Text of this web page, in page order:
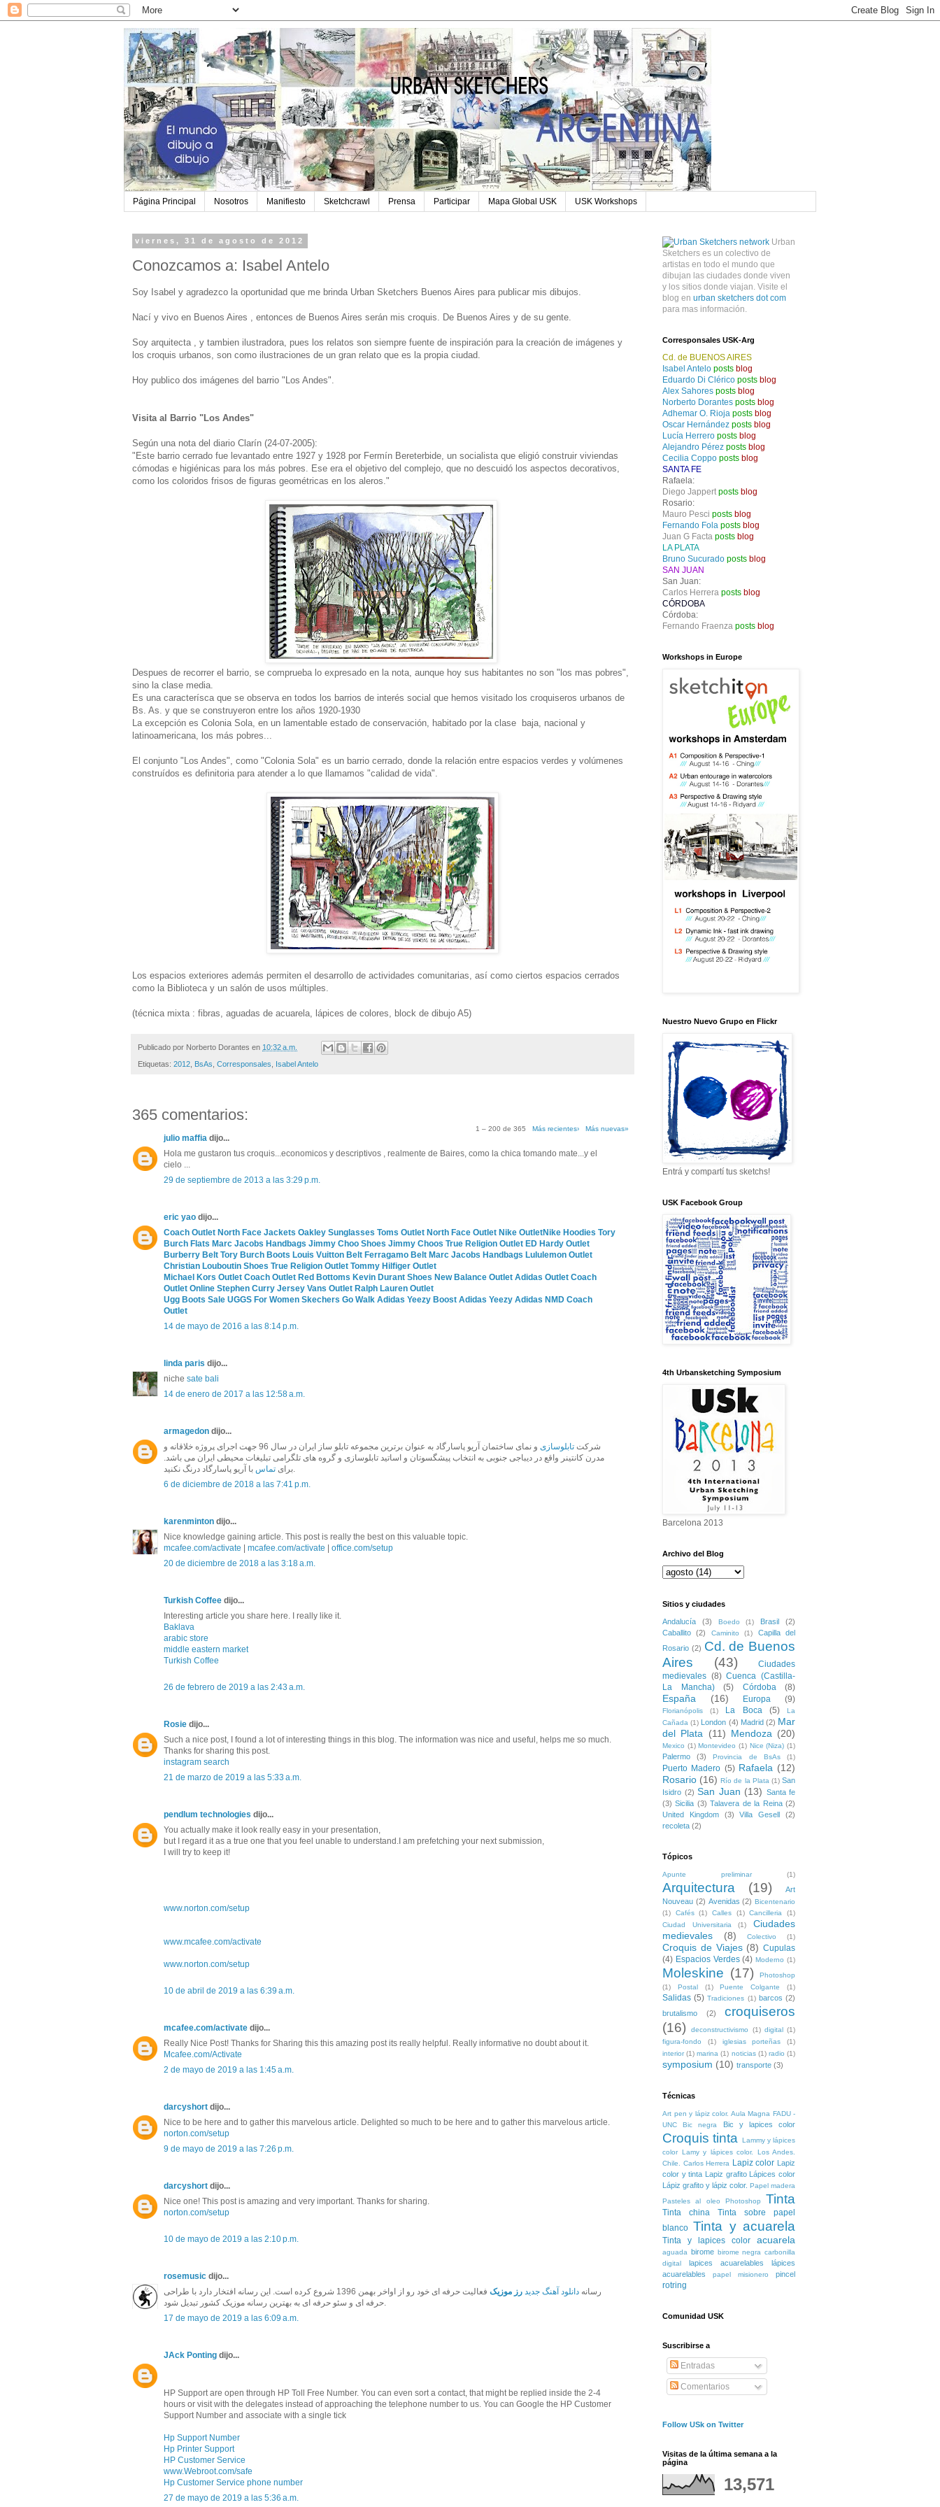
Página Principal Nosotros Manifiesto Sketchcrawl Prensa Participar Mapa Global USK USK Workshops
viernes, 31 de agosto de 2012
Conozcamos a: Isabel Antelo
Soy Isabel y agradezco la oportunidad que me brinda Urban Sketchers Buenos Aires para publicar mis dibujos.
Nací y vivo en Buenos Aires , entonces de Buenos Aires serán mis croquis. De Buenos Aires y de su gente.
Soy arquitecta , y tambien ilustradora, pues los relatos son siempre fuente de inspiración para la creación de imágenes y
los croquis urbanos, son como ilustraciones de un gran relato que es la propia ciudad.
Hoy publico dos imágenes del barrio "Los Andes".
Visita al Barrio "Los Andes"
Según una nota del diario Clarín (24-07-2005):
"Este barrio cerrado fue levantado entre 1927 y 1928 por Fermín Bereterbide, un socialista que eligió construir viviendas
cómodas e higiénicas para los más pobres. Ese era el objetivo del complejo, que no descuidó los aspectos decorativos,
como los coloridos frisos de figuras geométricas en los aleros."
Despues de recorrer el barrio, se comprueba lo expresado en la nota, aunque hoy sus habitantes no son "los mas pobres",
sino la clase media.
Es una caracterísca que se observa en todos los barrios de interés social que hemos visitado los croquiseros urbanos de
Bs. As. y que se construyeron entre los años 1920-1930
La excepción es Colonia Sola, en un lamentable estado de conservación, habitado por la clase baja, nacional y
latinoamericana, los más pobres...
El conjunto "Los Andes", como "Colonia Sola" es un barrio cerrado, donde la relación entre espacios verdes y volúmenes
construídos es definitoria para atender a lo que llamamos "calidad de vida".
Los espacios exteriores además permiten el desarrollo de actividades comunitarias, así como ciertos espacios cerrados
como la Biblioteca y un salón de usos múltiples.
(técnica mixta : fibras, aguadas de acuarela, lápices de colores, block de dibujo A5)
Publicado por Norberto Dorantes en 10:32 a.m.
Etiquetas: 2012, BsAs, Corresponsales, Isabel Antelo
365 comentarios:
1 – 200 de 365 Más recientes› Más nuevas»
julio maffia dijo...
Hola me gustaron tus croquis...economicos y descriptivos , realmente de Baires, como la chica tomando mate...y el
cielo ...
29 de septiembre de 2013 a las 3:29 p.m.
eric yao dijo...
Coach Outlet North Face Jackets Oakley Sunglasses Toms Outlet North Face Outlet Nike OutletNike Hoodies Tory
Burch Flats Marc Jacobs Handbags Jimmy Choo Shoes Jimmy Choos True Religion Outlet ED Hardy Outlet
Burberry Belt Tory Burch Boots Louis Vuitton Belt Ferragamo Belt Marc Jacobs Handbags Lululemon Outlet
Christian Louboutin Shoes True Religion Outlet Tommy Hilfiger Outlet
Michael Kors Outlet Coach Outlet Red Bottoms Kevin Durant Shoes New Balance Outlet Adidas Outlet Coach
Outlet Online Stephen Curry Jersey Vans Outlet Ralph Lauren Outlet
Ugg Boots Sale UGGS For Women Skechers Go Walk Adidas Yeezy Boost Adidas Yeezy Adidas NMD Coach
Outlet
14 de mayo de 2016 a las 8:14 p.m.
linda paris dijo...
niche sate bali
14 de enero de 2017 a las 12:58 a.m.
armagedon dijo...
شرکت تابلوسازی
و نمای ساختمان آریو پاسارگاد به عنوان برترین مجموعه تابلو ساز ایران در سال 96 جهت اجرای پروژه خلاقانه و
مدرن کانتینر واقع در دیباجی جنوبی به انتخاب پیشگسوتان و اساتید تابلوسازی و گروه های تلگرامی تبلیغات محیطی ایران می باشد.
برای تماس
با آریو پاسارگاد درنگ نکنید.
6 de diciembre de 2018 a las 7:41 p.m.
karenminton dijo...
Nice knowledge gaining article. This post is really the best on this valuable topic.
mcafee.com/activate
mcafee.com/activate
office.com/setup
20 de diciembre de 2018 a las 3:18 a.m.
Turkish Coffee dijo...
Interesting article you share here. I really like it.
Baklava
arabic store
middle eastern market
Turkish Coffee
26 de febrero de 2019 a las 2:43 a.m.
Rosie dijo...
Such a nice post, I found a lot of interesting things in this blog. The information was nice and useful, helps me so much.
Thanks for sharing this post.
instagram search
21 de marzo de 2019 a las 5:33 a.m.
pendlum technologies dijo...
You actually make it look really easy in your presentation,
but I regard it as a true one that you feel unable to understand.I am prefetching your next submission,
I will try to keep it!
www.norton.com/setup
www.mcafee.com/activate
www.norton.com/setup
10 de abril de 2019 a las 6:39 a.m.
mcafee.com/activate dijo...
Really Nice Post! Thanks for Sharing this this amazing post its really helpful. Really informative no doubt about it.
Mcafee.com/Activate
2 de mayo de 2019 a las 1:45 a.m.
darcyshort dijo...
Nice to be here and to gather this marvelous article. Delighted so much to be here and to gather this marvelous article.
norton.com/setup
9 de mayo de 2019 a las 7:26 p.m.
darcyshort dijo...
Nice one! This post is amazing and very important. Thanks for sharing.
norton.com/setup
10 de mayo de 2019 a las 2:10 p.m.
rosemusic dijo...
رسانه دانلود آهنگ جدید رز موزیک
فعالیت حرفه ای خود رو از اواخر بهمن 1396 شروع کرده است. این رسانه افتخار دارد با طراحی
حرفه ای و سئو حرفه ای به بهترین رسانه موزیک کشور تبدیل شود.
17 de mayo de 2019 a las 6:09 a.m.
JAck Ponting dijo...
HP Support are open through HP Toll Free Number. You can even sort a contact, that might be replied inside the 2-4
hours or visit with the delegates instead of approaching the telephone number to us. You can Google the HP Customer
Support Number and associate with a single tick
Hp Support Number
Hp Printer Support
HP Customer Service
www.Webroot.com/safe
Hp Customer Service phone number
27 de mayo de 2019 a las 5:36 a.m.
Urban
Sketchers es un colectivo de
artistas en todo el mundo que
dibujan las ciudades donde viven
y los sitios donde viajan. Visite el
blog en urban sketchers dot com
para mas información.
Corresponsales USK-Arg
Cd. de BUENOS AIRES
Isabel Antelo posts blog
Eduardo Di Clérico posts blog
Alex Sahores posts blog
Norberto Dorantes posts blog
Adhemar O. Rioja posts blog
Oscar Hernández posts blog
Lucía Herrero posts blog
Alejandro Pérez posts blog
Cecilia Coppo posts blog
SANTA FE
Rafaela:
Diego Jappert posts blog
Rosario:
Mauro Pesci posts blog
Fernando Fola posts blog
Juan G Facta posts blog
LA PLATA
Bruno Sucurado posts blog
SAN JUAN
San Juan:
Carlos Herrera posts blog
CÓRDOBA
Córdoba:
Fernando Fraenza posts blog
Workshops in Europe
Nuestro Nuevo Grupo en Flickr
Entrá y compartí tus sketchs!
USK Facebook Group
4th Urbansketching Symposium
Barcelona 2013
Archivo del Blog
Sitios y ciudades
Andalucía (3) Boedo (1) Brasil
(2)
Caballito
(2) Caminito (1)
Capilla del
Rosario (2) Cd. de Buenos
Aires
(43)
Ciudades
medievales (8) Cuenca (Castilla-
La Mancha)
(5) Córdoba (8)
España (16) Europa (9)
Florianópolis (1) La Boca (5)
La
Cañada (1) London (4) Madrid (2) Mar
del Plata (11) Mendoza (20)
Mexico (1) Montevideo (1) Nice (Niza) (1)
Palermo (3) Provincia de BsAs (1)
Puerto Madero (5) Rafaela (12)
Rosario (16) Río de la Plata (1) San
Isidro (2) San Juan (13) Santa fe
(3) Sicilia (3) Talavera de la Reina (2)
United Kingdom
(3) Villa Gesell
(2)
recoleta (2)
Tópicos
Apunte preliminar (1)
Arquitectura (19)
Art
Nouveau (2) Avenidas (2) Bicentenario
(1)
Cafés (1) Calles (1) Cancilleria
(1)
Ciudad Universitaria
(1)
Ciudades
medievales
(8) Colectivo (1)
Croquis de Viajes (8) Cupulas
(4) Espacios Verdes (4) Moderno (1)
Moleskine (17)
Photoshop
(1)
Postal (1) Puente Colgante (1)
Salidas (5) Tradiciones (1) barcos (2)
brutalismo
(2)
croquiseros
(16)
deconstructivismo (1) digital
(1)
figura-fondo
(1) iglesias porteñas
(1)
interior (1) marina (1) noticias (1) radio (1)
symposium (10) transporte (3)
Técnicas
Art pen y lápiz color. Aula Magna FADU -
UNC
Bic negra Bic y lapices color
Croquis tinta
Lammy y lápices
color
Lamy y lápices color. Los Andes.
Chile. Carlos Herrera Lapiz color
Lapiz
color y tinta
Lapiz grafito
Lápices color
Lápiz grafito y lápiz color. Papel madera
Pasteles al oleo
Photoshop Tinta
Tinta china
Tinta sobre papel
blanco Tinta y acuarela
Tinta y lapices color acuarela
aguada birome birome negra carbonilla
digital
lapices acuarelables
lápices
acuarelables
papel misionero pincel
rotring
Comunidad USK
Suscribirse a
Entradas
Comentarios
Follow USk on Twitter
Visitas de la última semana a la
página
13,571